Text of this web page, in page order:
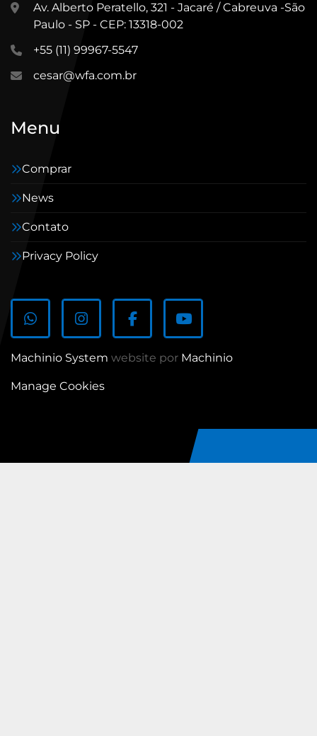
Av. Alberto Peratello, 321 - Jacaré / Cabreuva -São
Paulo - SP - CEP: 13318-002
+55 (11) 99967-5547
cesar@wfa.com.br
Menu
Comprar
News
Contato
Privacy Policy
whatsappinstagramfacebookyoutube
Machinio System website por Machinio
Manage Cookies